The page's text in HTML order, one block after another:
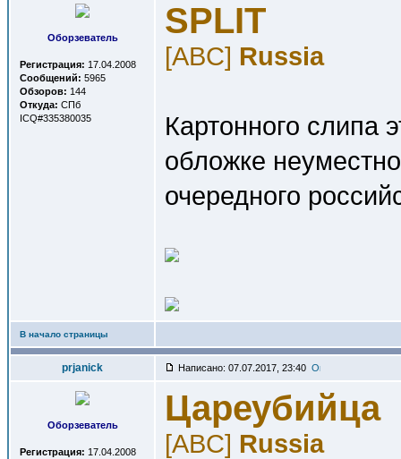
Оборзеватель
Регистрация: 17.04.2008
Сообщений: 5965
Обзоров: 144
Откуда: СПб
ICQ#335380035
SPLIT
[ABC] Russia
Картонного слипа
обложке
очередного
В начало страницы
prjanick Написано: 07.07.2017, 23:40
Оборзеватель
Регистрация: 17.04.2008
Цареубийца
[ABC] Russia